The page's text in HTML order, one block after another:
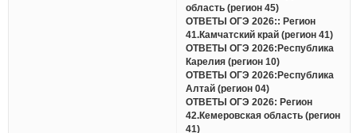
область (регион 45)
ОТВЕТЫ ОГЭ 2026:: Регион
41.Камчатский край (регион 41)
ОТВЕТЫ ОГЭ 2026:Республика
Карелия (регион 10)
ОТВЕТЫ ОГЭ 2026:Республика
Алтай (регион 04)
ОТВЕТЫ ОГЭ 2026: Регион
42.Кемеровская область (регион
41)